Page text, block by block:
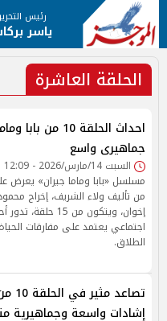
رئيس التحرير
ياسر
الحلقة العاشرة
احداث الحلقة
جماهيرى واسع
السبت 14/مارس/2026 - 12:09 م
من تأليف ولاء الشريف، إخراج
إخوان، ويتكون من
اجتماعي يعتمد على مفارقات
الطلاق.
إشادات واسعة وجماهيرية